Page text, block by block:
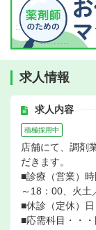
求人情報
求人内容
積極採用中
店舗にて、調剤
だきます。
■診療（営業）
～18：00、火
■休診（定休）
■応需科目・・